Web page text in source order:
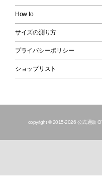
How to
サイズの測り方
プライバシーポリシー
ショップリスト
copyright © 2015-2026 公式通販